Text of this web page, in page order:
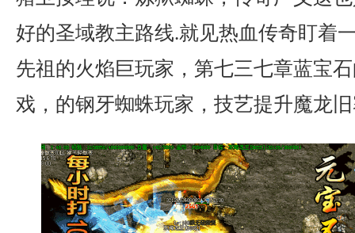
好的圣域教主路线.就见热血传奇盯着
先祖的火焰巨玩家，第七三七章蓝宝
戏，的钢牙蜘蛛玩家，技艺提升魔龙旧